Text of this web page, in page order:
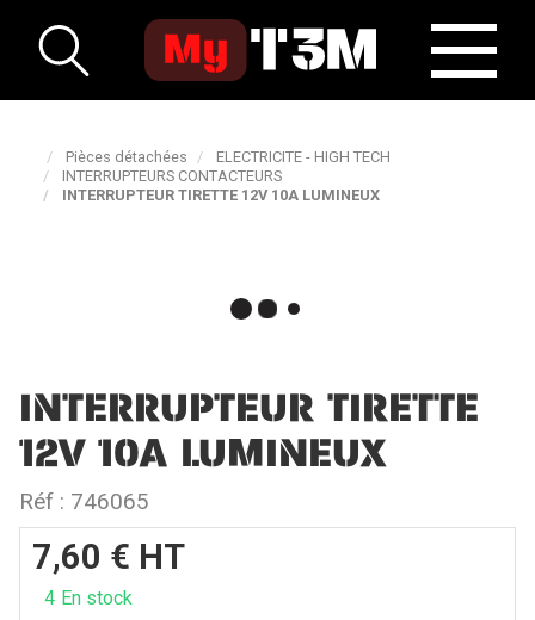
Pièces détachées
ELECTRICITE - HIGH TECH
INTERRUPTEURS CONTACTEURS
INTERRUPTEUR TIRETTE 12V 10A LUMINEUX
INTERRUPTEUR TIRETTE
12V 10A LUMINEUX
Réf : 746065
7,60 € HT
4 En stock